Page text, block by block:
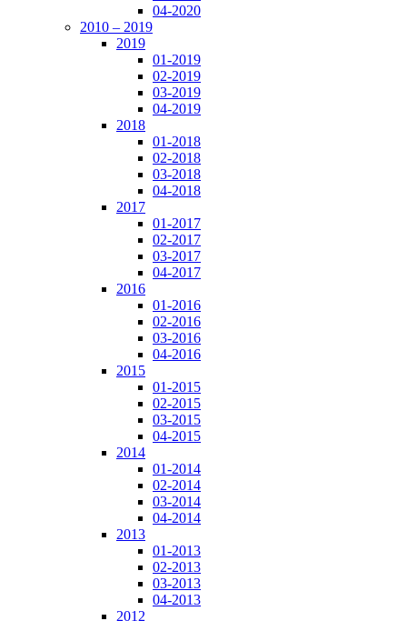
04-2020
2010 – 2019
2019
01-2019
02-2019
03-2019
04-2019
2018
01-2018
02-2018
03-2018
04-2018
2017
01-2017
02-2017
03-2017
04-2017
2016
01-2016
02-2016
03-2016
04-2016
2015
01-2015
02-2015
03-2015
04-2015
2014
01-2014
02-2014
03-2014
04-2014
2013
01-2013
02-2013
03-2013
04-2013
2012